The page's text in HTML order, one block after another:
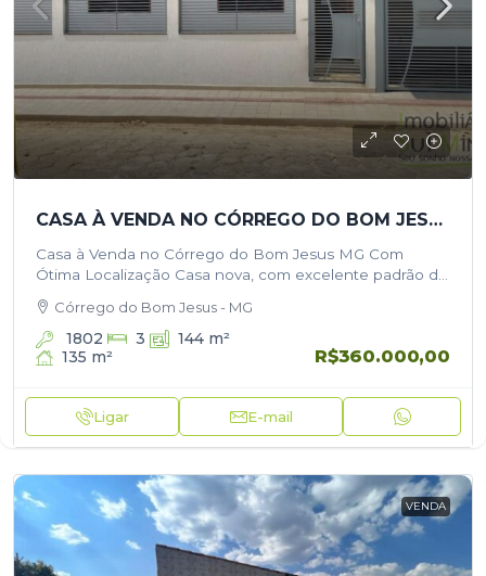
CASA À VENDA NO CÓRREGO DO BOM JESUS MG COM ÓTIMA LOCALIZAÇÃO
Casa à Venda no Córrego do Bom Jesus MG Com
Ótima Localização Casa nova, com excelente padrão de
possibilidade de personalização conforme o…
Córrego do Bom Jesus - MG
1802 3 144 m²
135 m² R$360.000,00
Ligar E-mail
VENDA